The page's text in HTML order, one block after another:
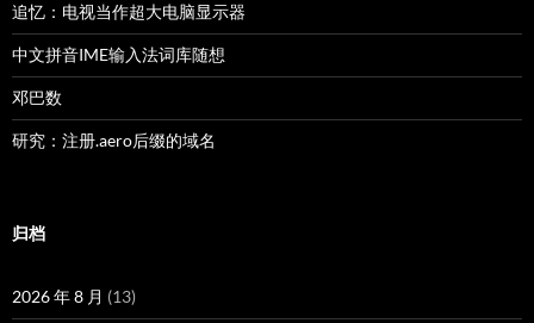
追忆：电视当作超大电脑显示器
中文拼音IME输入法词库随想
邓巴数
研究：注册.aero后缀的域名
归档
2026 年 8 月 (13)